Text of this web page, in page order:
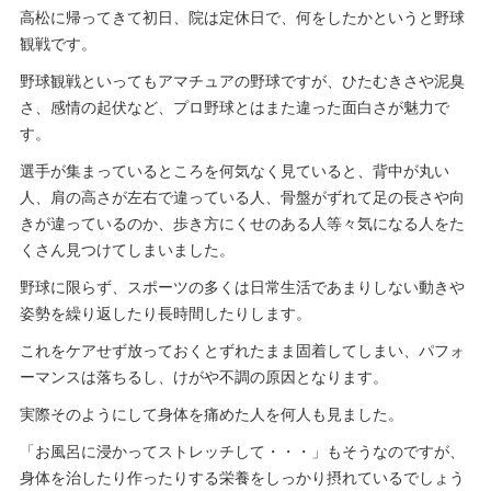
高松に帰ってきて初日、院は定休日で、何をしたかというと野球
観戦です。
野球観戦といってもアマチュアの野球ですが、ひたむきさや泥臭
さ、感情の起伏など、プロ野球とはまた違った面白さが魅力で
す。
選手が集まっているところを何気なく見ていると、背中が丸い
人、肩の高さが左右で違っている人、骨盤がずれて足の長さや向
きが違っているのか、歩き方にくせのある人等々気になる人をた
くさん見つけてしまいました。
野球に限らず、スポーツの多くは日常生活であまりしない動きや
姿勢を繰り返したり長時間したりします。
これをケアせず放っておくとずれたまま固着してしまい、パフォ
ーマンスは落ちるし、けがや不調の原因となります。
実際そのようにして身体を痛めた人を何人も見ました。
「お風呂に浸かってストレッチして・・・」もそうなのですが、
身体を治したり作ったりする栄養をしっかり摂れているでしょう